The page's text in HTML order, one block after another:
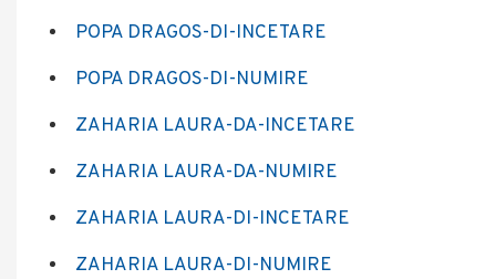
POPA DRAGOS-DI-INCETARE
POPA DRAGOS-DI-NUMIRE
ZAHARIA LAURA-DA-INCETARE
ZAHARIA LAURA-DA-NUMIRE
ZAHARIA LAURA-DI-INCETARE
ZAHARIA LAURA-DI-NUMIRE